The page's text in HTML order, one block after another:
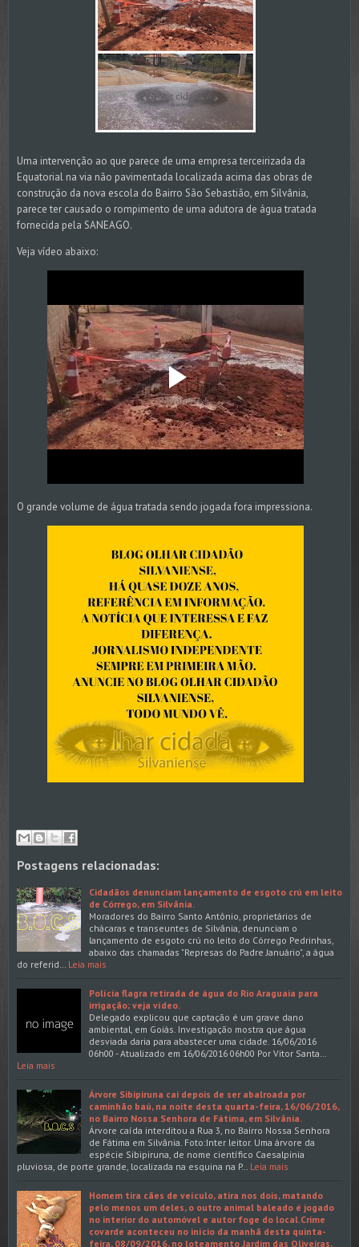
Uma intervenção ao que parece de uma empresa terceirizada da
Equatorial na via não pavimentada localizada acima das obras de
construção da nova escola do Bairro São Sebastião, em Silvânia,
parece ter causado o rompimento de uma adutora de água tratada
fornecida pela SANEAGO.
Veja vídeo abaixo:
O grande volume de água tratada sendo jogada fora impressiona.
Postagens relacionadas:
Cidadãos denunciam lançamento de esgoto crú em leito
de Córrego, em Silvânia.
Moradores do Bairro Santo Antônio, proprietários de
chácaras e transeuntes de Silvânia, denunciam o
lançamento de esgoto crú no leito do Córrego Pedrinhas,
abaixo das chamadas "Represas do Padre Januário", a água
do referid…
Leia mais
Polícia flagra retirada de água do Rio Araguaia para
irrigação; veja vídeo.
Delegado explicou que captação é um grave dano
ambiental, em Goiás. Investigação mostra que água
desviada daria para abastecer uma cidade. 16/06/2016
06h00 - Atualizado em 16/06/2016 06h00 Por Vitor Santa…
Leia mais
Árvore Sibipiruna cai depois de ser abalroada por
caminhão baú, na noite desta quarta-feira, 16/06/2016,
no Bairro Nossa Senhora de Fátima, em Silvânia.
Árvore caída interditou a Rua 3, no Bairro Nossa Senhora
de Fátima em Silvânia. Foto:Inter leitor. Uma árvore da
espécie Sibipiruna, de nome científico Caesalpinia
pluviosa, de porte grande, localizada na esquina na P…
Leia mais
Homem tira cães de veículo, atira nos dois, matando
pelo menos um deles, o outro animal baleado é jogado
no interior do automóvel e autor foge do local.Crime
covarde aconteceu no início da manhã desta quinta-
feira, 08/09/2016, no loteamento Jardim das Oliveiras,